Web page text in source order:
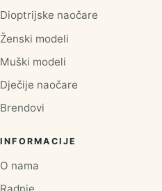
Dioptrijske naočare
Ženski modeli
Muški modeli
Dječije naočare
Brendovi
INFORMACIJE
O nama